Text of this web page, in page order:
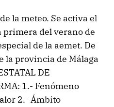
la meteo. Se activa el
primera del verano de
de la aemet. De
la provincia de Málaga
DE
1.- Fenómeno
2.- Ámbito